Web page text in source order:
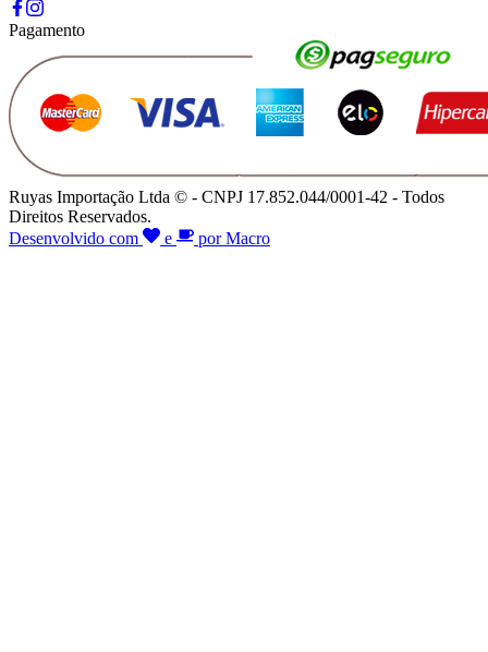
Pagamento
Ruyas Importação Ltda © - CNPJ 17.852.044/0001-42 - Todos
Direitos Reservados.
Desenvolvido com
e por Macro